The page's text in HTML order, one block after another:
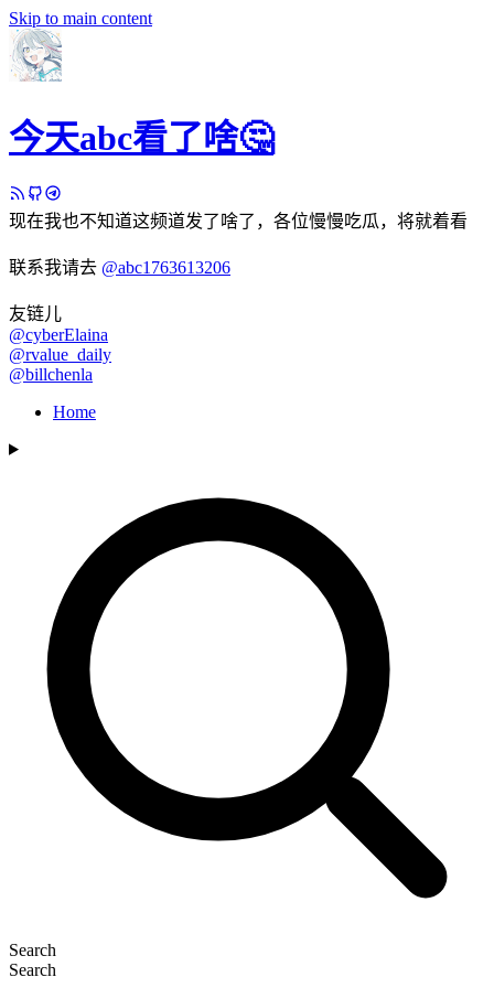
Skip to main content
今天abc看了啥🤔
现在我也不知道这频道发了啥了，各位慢慢吃瓜，将就着看
联系我请去 @abc1763613206
友链儿
@cyberElaina
@rvalue_daily
@billchenla
Home
Search
Search